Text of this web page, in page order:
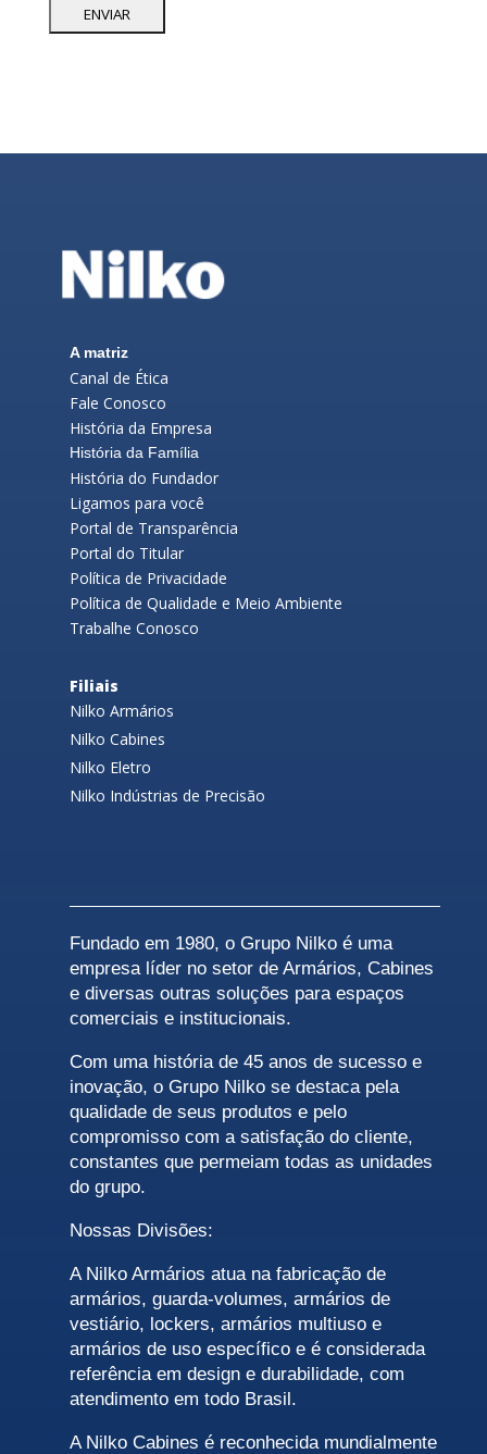
A matriz
Canal de Ética
Fale Conosco
História da Empresa
História da Família
História do Fundador
Ligamos para você
Portal de Transparência
Portal do Titular
Política de Privacidade
Política de Qualidade e Meio Ambiente
Trabalhe Conosco
Filiais
Nilko Armários
Nilko Cabines
Nilko Eletro
Nilko Indústrias de Precisão
Fundado em 1980, o Grupo Nilko é uma
empresa líder no setor de Armários, Cabines
e diversas outras soluções para espaços
comerciais e institucionais.
Com uma história de 45 anos de sucesso e
inovação, o Grupo Nilko se destaca pela
qualidade de seus produtos e pelo
compromisso com a satisfação do cliente,
constantes que permeiam todas as unidades
do grupo.
Nossas Divisões:
A Nilko Armários atua na fabricação de
armários, guarda-volumes, armários de
vestiário, lockers, armários multiuso e
armários de uso específico e é considerada
referência em design e durabilidade, com
atendimento em todo Brasil.
A Nilko Cabines é reconhecida mundialmente